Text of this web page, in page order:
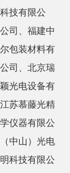
技有限公
司、福建中
包装材料有
司、北京瑞
光电设备有
苏慕藤光精
仪器有限公
中山）光电
科技有限公